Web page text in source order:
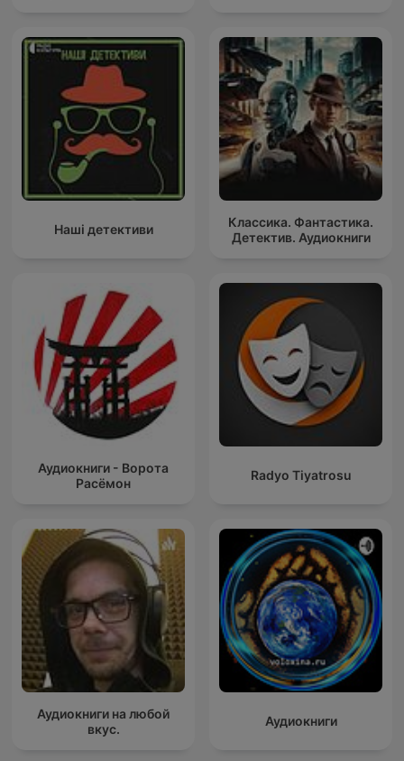
Наші детективи
Классика. Фантастика.
Детектив. Аудиокниги
Аудиокниги - Ворота
Расёмон
Radyo Tiyatrosu
Аудиокниги на любой
вкус.
Аудиокниги